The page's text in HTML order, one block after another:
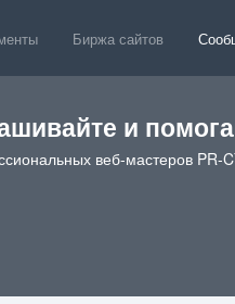
Биржа сайтов
и
веб-мастеров PR-